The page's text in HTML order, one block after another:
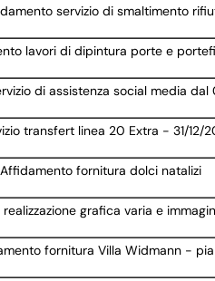
servizio di smaltimento
lavori di dipintura porte e
di assistenza social media dal
transfert linea 20 Extra - 31/12/
Affidamento fornitura dolci natalizi
grafica varia e
fornitura Villa Widmann -